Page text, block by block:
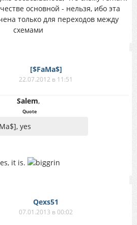
основной - нельзя, ибо эта
только для переходов между
схемами
[$FaMa$]
22.07.2012 в 11:51
Salem,
Quote
yes
it is.
Qexs51
07.01.2013 в 00:02